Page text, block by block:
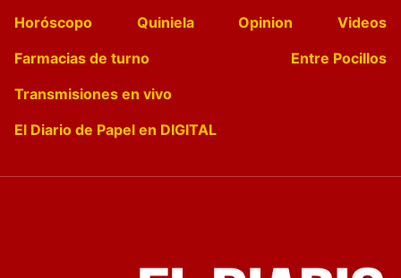
Horóscopo
Quiniela Opinion
Videos
Farmacias de turno
Entre Pocillos
Transmisiones en vivo
El Diario de Papel en DIGITAL